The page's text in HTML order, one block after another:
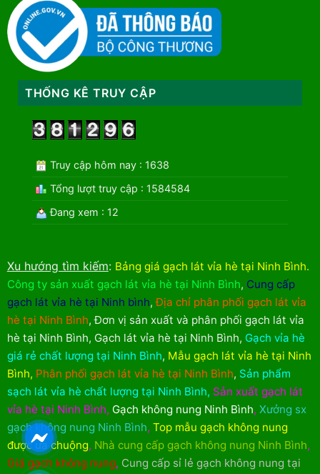
THỐNG KÊ TRUY CẬP
Truy cập hôm nay : 1638
Tổng lượt truy cập : 1584584
Đang xem : 12
Xu hướng tìm kiếm: Bảng giá gạch lát vỉa hè tại Ninh Bình.
Công ty sản xuất gạch lát vỉa hè tại Ninh Bình, Cung cấp
gạch lát vỉa hè tại Ninh bình,Địa chỉ phân phối gạch lát vỉa
hè tại Ninh Bình,Đơn vị sản xuất và phân phối gạch lát vỉa
hè tại Ninh Bình, Gạch lát vỉa hè tại Ninh Bình, Gạch vỉa hè
giá rẻ chất lượng tại Ninh Bình, Mẫu gạch lát vỉa hè tại Ninh
Bình, Phân phối gạch lát vỉa hè tại Ninh Bình, Sản phẩm
sạch lát vỉa hè chất lượng tại Ninh Bình, Sản xuất gạch lát
vỉa hè tại Ninh Bình, Gạch không nung Ninh Bình, Xưởng sx
gạch không nung Ninh Bình, Top mẫu gạch không nung
được ưa chuộng, Nhà cung cấp gạch không nung Ninh Bình,
Giá gạch không nung, Cung cấp sỉ lẻ gạch không nung tại